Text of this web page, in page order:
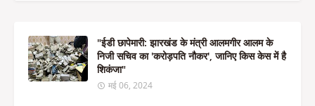
"ईडी छापेमारी: झारखंड के मंत्री आलमगीर आलम के
निजी सचिव का 'करोड़पति नौकर', जानिए किस केस में है
शिकंजा"
मई 06, 2024